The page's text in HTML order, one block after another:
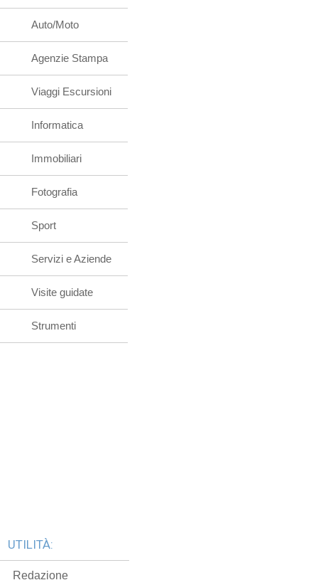
Auto/Moto
Agenzie Stampa
Viaggi Escursioni
Informatica
Immobiliari
Fotografia
Sport
Servizi e Aziende
Visite guidate
Strumenti
UTILITÀ:
Redazione